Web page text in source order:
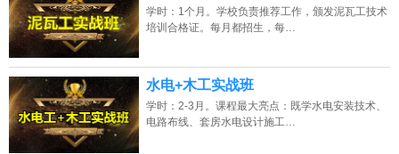
学时：1个月。学校负责推荐工作，颁发泥瓦工技术
培训合格证。每月都招生，每…
水电+木工实战班
学时：2-3月。课程最大亮点：既学水电安装技术、
电路布线、套房水电设计施工…